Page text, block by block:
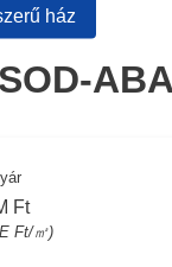
ház
Ft
Ft/㎡)